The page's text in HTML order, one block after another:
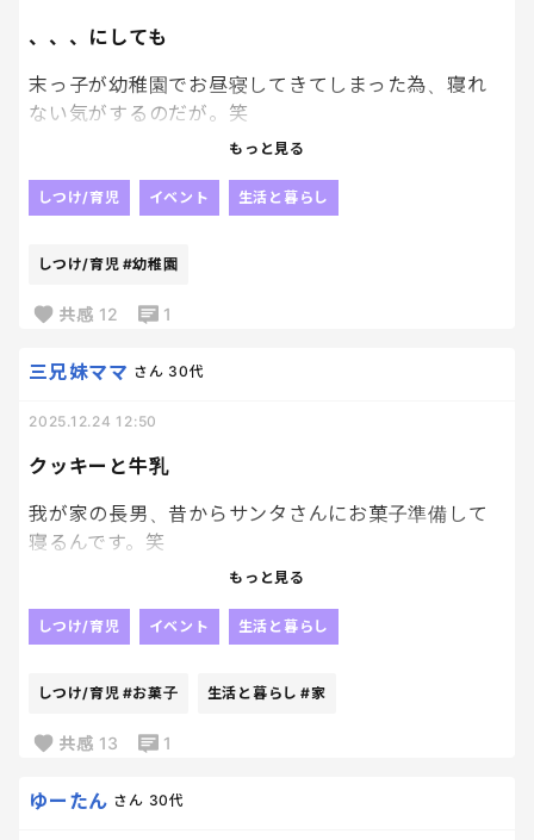
、、、にしても
末っ子が幼稚園でお昼寝してきてしまった為、寝れ
ない気がするのだが。笑
君が寝なきゃサンタ業務できないぞー。笑
はよ寝ろー。笑
彼女が眠くなるまで、私も時間潰しますわ。笑
もっと見る
しつけ/育児 イベント 生活と暮らし
しつけ/育児 #幼稚園
共感 12 1
クッキーと牛乳
三兄妹ママ さん 30代
2025.12.24 12:50
我が家の長男、昔からサンタさんにお菓子準備して
寝るんです。笑
ってたけど、今年もしっかりお菓子と牛乳準備して眠
で最後かも、、と寂しい気持ちになりながら記念の
もっと見る
しつけ/育児 イベント 生活と暮らし
しつけ/育児 #お菓子 生活と暮らし #家
共感 13 1
ゆーたん さん 30代